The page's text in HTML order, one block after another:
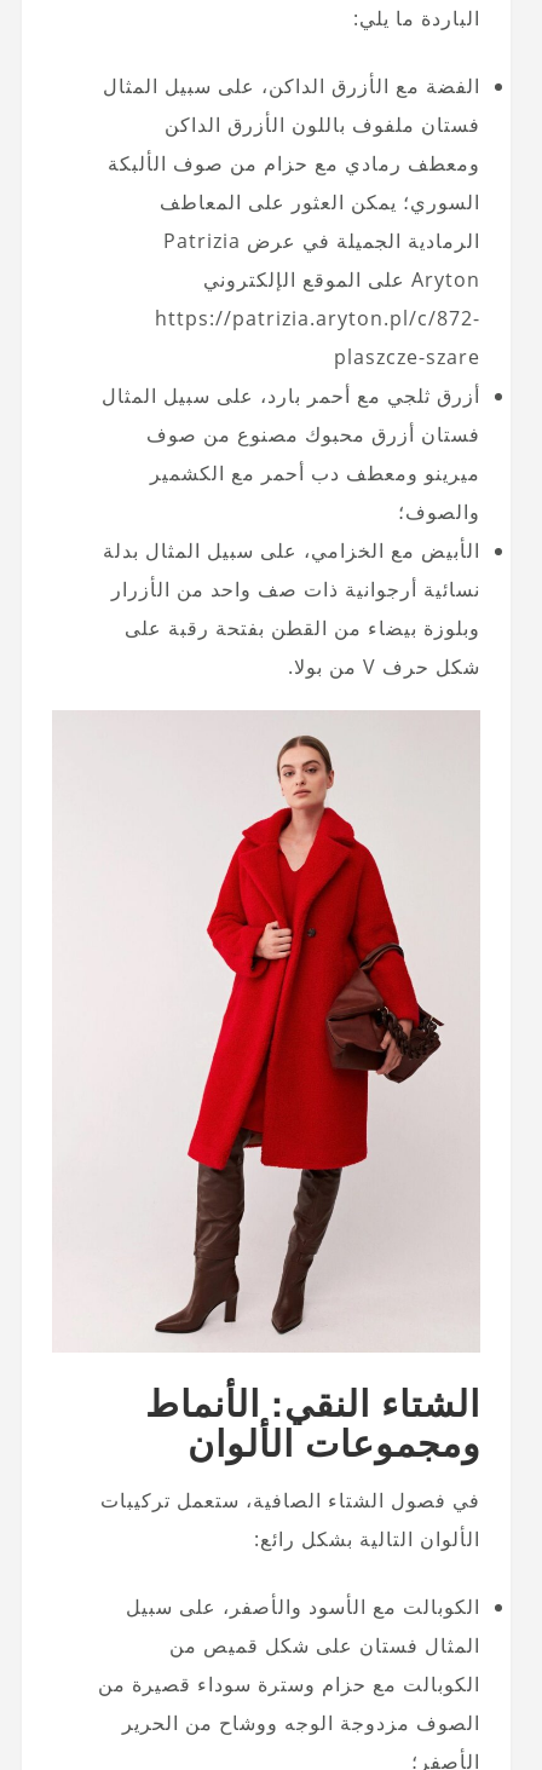
الباردة ما يلي:
الفضة مع الأزرق الداكن، على سبيل المثال
فستان ملفوف باللون الأزرق الداكن
ومعطف رمادي مع حزام من صوف الألبكة
السوري؛ يمكن العثور على المعاطف
الرمادية الجميلة في عرض Patrizia
Aryton على الموقع الإلكتروني
https://patrizia.aryton.pl/c/872-
plaszcze-szare
أزرق ثلجي مع أحمر بارد، على سبيل المثال
فستان أزرق محبوك مصنوع من صوف
ميرينو ومعطف دب أحمر مع الكشمير
والصوف؛
الأبيض مع الخزامي، على سبيل المثال بدلة
نسائية أرجوانية ذات صف واحد من الأزرار
وبلوزة بيضاء من القطن بفتحة رقبة على
شكل حرف V من بولا.
الشتاء النقي: الأنماط
ومجموعات الألوان
في فصول الشتاء الصافية، ستعمل تركيبات
الألوان التالية بشكل رائع:
الكوبالت مع الأسود والأصفر، على سبيل
المثال فستان على شكل قميص من
الكوبالت مع حزام وسترة سوداء قصيرة من
الصوف مزدوجة الوجه ووشاح من الحرير
الأصفر؛